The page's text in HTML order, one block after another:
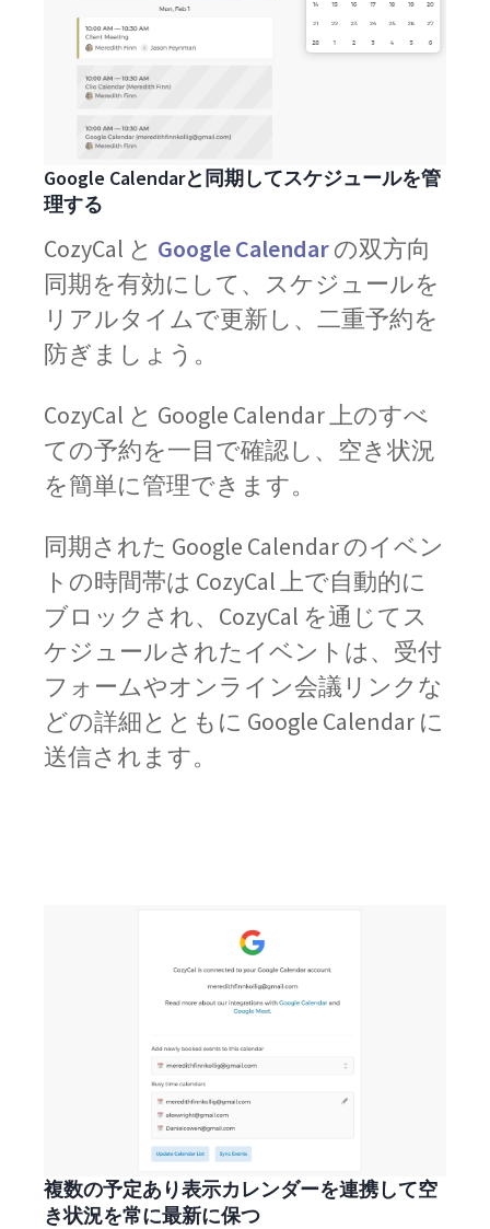
Google Calendarと同期してスケジュールを管
理する
CozyCal と Google Calendarの双方向
同期を有効にして、スケジュールを
リアルタイムで更新し、二重予約を
防ぎましょう。
CozyCal と Google Calendar 上のすべ
ての予約を一目で確認し、空き状況
を簡単に管理できます。
同期された Google Calendar のイベン
トの時間帯は CozyCal 上で自動的に
ブロックされ、CozyCal を通じてス
ケジュールされたイベントは、受付
フォームやオンライン会議リンクな
どの詳細とともに Google Calendar に
送信されます。
複数の予定あり表示カレンダーを連携して空
き状況を常に最新に保つ